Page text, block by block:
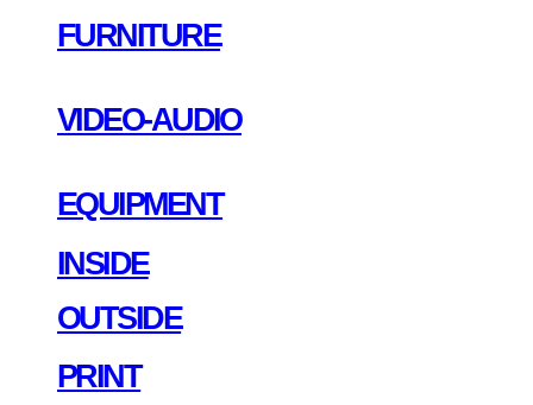
FURNITURE
VIDEO-AUDIO
EQUIPMENT
INSIDE
OUTSIDE
PRINT